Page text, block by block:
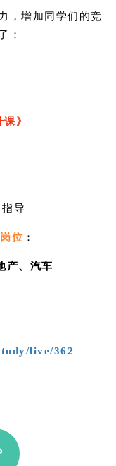
，增加同学们的竞
：
》
导
位 ：
产、汽车
live/362